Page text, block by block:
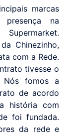
marcas
presença na
Chinezinho,
com a Rede.
tivesse o
Nós fomos a
de acordo
história com
foi fundada.
da rede e